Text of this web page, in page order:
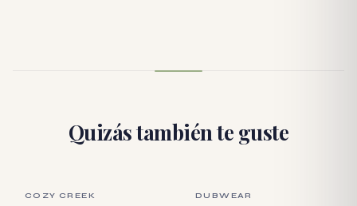
Quizás también te guste
ÚLTIMA PIEZA
COZY CREEK ÚLTIMA PIEZA
DUBWEAR